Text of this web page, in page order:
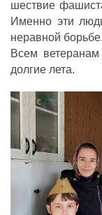
шествие
Именно эти
неравной борьбе.
Всем
долгие лета.